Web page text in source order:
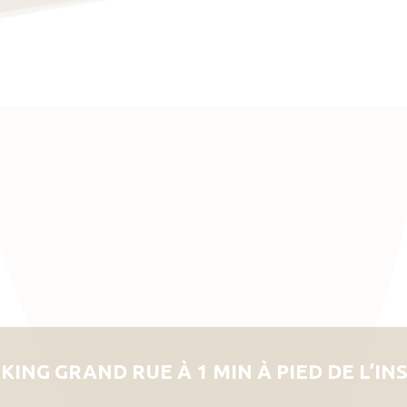
GRAND RUE À 1 MIN À PIED DE